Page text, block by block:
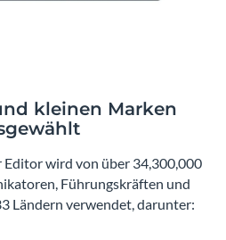
kleinen Marken
wird von über 34,300,000
Führungskräften und
Ländern verwendet, darunter: